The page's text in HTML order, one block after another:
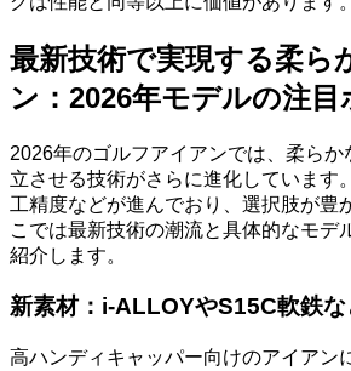
最新技術で実現する柔ら
ン：2026年モデルの注目
2026年のゴルフアイアンでは、柔らか
立させる技術がさらに進化しています
工精度などが進んでおり、選択肢が豊
こでは最新技術の潮流と具体的なモデ
紹介します。
新素材：i-ALLOYやS15C軟鉄な
高ハンディキャッパー向けのアイアン